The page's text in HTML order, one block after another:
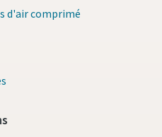
d'air comprimé